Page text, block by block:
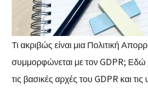
Τι ακριβώς είναι μια Πολιτική
συμμορφώνεται με τον GDPR;
τις βασικές αρχές του GDPR και